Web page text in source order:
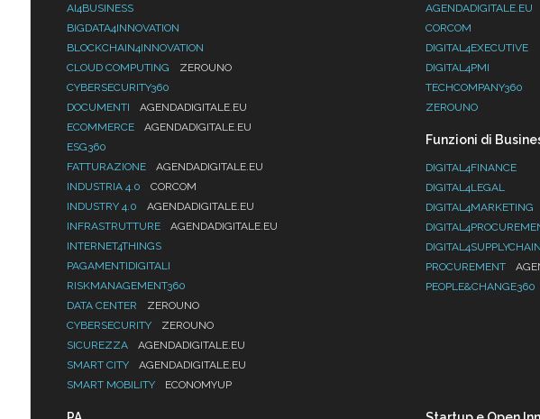
AI4BUSINESS
BIGDATA4INNOVATION
BLOCKCHAIN4INNOVATION
CLOUD COMPUTING
ZEROUNO
CYBERSECURITY360
DOCUMENTI
AGENDADIGITALE.EU
ECOMMERCE
AGENDADIGITALE.EU
ESG360
FATTURAZIONE
AGENDADIGITALE.EU
INDUSTRIA 4.0
CORCOM
INDUSTRY 4.0
AGENDADIGITALE.EU
INFRASTRUTTURE
AGENDADIGITALE.EU
INTERNET4THINGS
PAGAMENTIDIGITALI
RISKMANAGEMENT360
DATA CENTER
ZEROUNO
CYBERSECURITY
ZEROUNO
SICUREZZA
AGENDADIGITALE.EU
SMART CITY
AGENDADIGITALE.EU
SMART MOBILITY
ECONOMYUP
AGENDADIGITALE.EU
CORCOM
DIGITAL4EXECUTIVE
DIGITAL4PMI
TECHCOMPANY360
ZEROUNO
Funzioni di
DIGITAL4FINANCE
DIGITAL4LEGAL
DIGITAL4MARKETING
DIGITAL4SUPPLYCHAIN
PROCUREMENT
PEOPLE&CHANGE360